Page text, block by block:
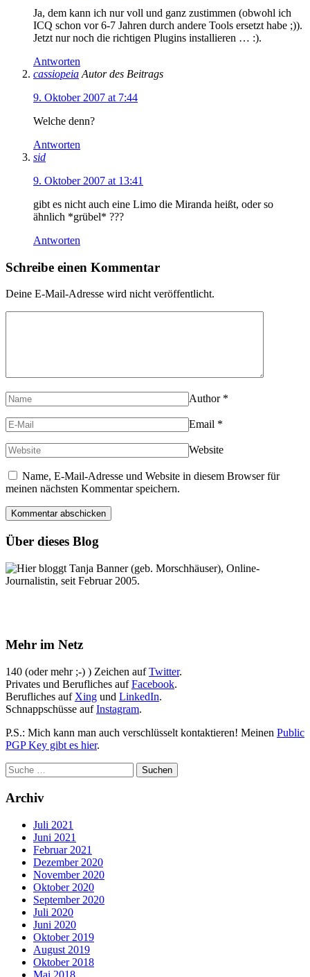
Ja, dem kann ich nur voll und ganz zustimmen (obwohl ich
ICQ schon vor 6-7 Jahren durch andere Tools ersetzt habe ;)).
Jetzt nur noch die richtigen Plugins installieren … :).
Antworten
cassiopeia Autor des Beitrags
9. Oktober 2007 at 7:44
Welche denn?
Antworten
sid
9. Oktober 2007 at 13:41
gibt es nicht auch eine Limo die Miranda heißt, oder so
ähnlich *grübel* ???
Antworten
Schreibe einen Kommentar
Deine E-Mail-Adresse wird nicht veröffentlicht.
Author *
Email *
Website
Name, E-Mail-Adresse und Website in diesem Browser für
meinen nächsten Kommentar speichern.
Über dieses Blog
Hier bloggt Tanja Banner (geb. Morschhäuser), Online-
Journalistin, seit Februar 2005.
Mehr im Netz
140 (oder mehr ;-) ) Zeichen aufTwitter.
Privates und Berufliches aufFacebook.
Berufliches auf Xing und LinkedIn.
Schnappschüsse aufInstagram.
P.S.: Mich kann man auch verschlüsselt kontaktieren! Meinen Public
PGP Key gibt es hier.
Archiv
Juli 2021
Juni 2021
Februar 2021
Dezember 2020
November 2020
Oktober 2020
September 2020
Juli 2020
Juni 2020
Oktober 2019
August 2019
Oktober 2018
Mai 2018